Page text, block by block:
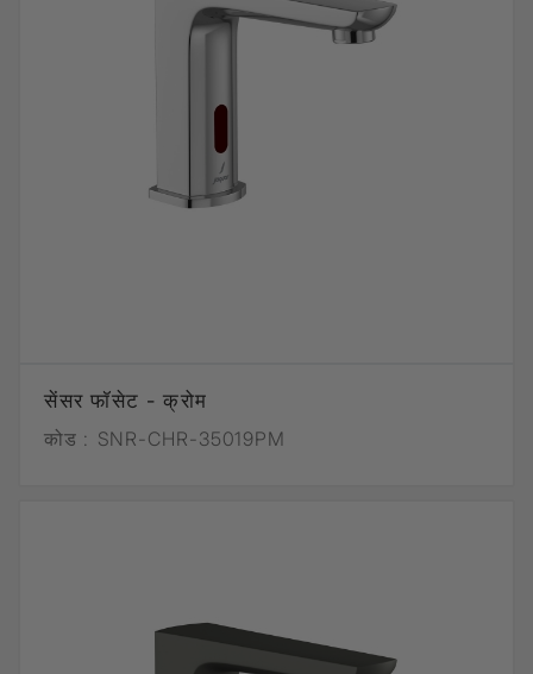
सेंसर फॉसेट - क्रोम
कोड : SNR-CHR-35019PM